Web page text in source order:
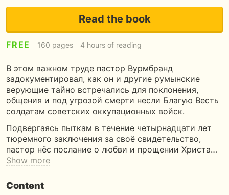
Read the book
FREE 160 pages 4 hours of reading
В этом важном труде пастор Вурмбранд
задокументировал, как он и другие румынские
верующие тайно встречались для поклонения,
общения и под угрозой смерти несли Благую Весть
солдатам советских оккупационных войск.
Подвергаясь пыткам в течение четырнадцати лет
тюремного заключения за своё свидетельство,
пастор нёс послание о любви и прощении Христа…
Show more
Content